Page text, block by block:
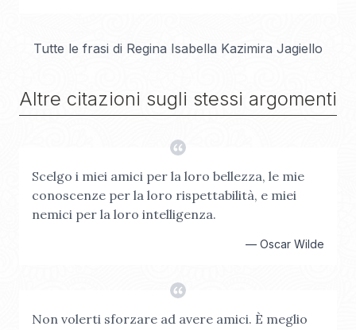
Tutte le frasi di Regina Isabella Kazimira Jagiello
Altre citazioni sugli stessi argomenti
Scelgo i miei amici per la loro bellezza, le mie
conoscenze per la loro rispettabilità, e miei
nemici per la loro intelligenza.
— Oscar Wilde
Non volerti sforzare ad avere amici. È meglio